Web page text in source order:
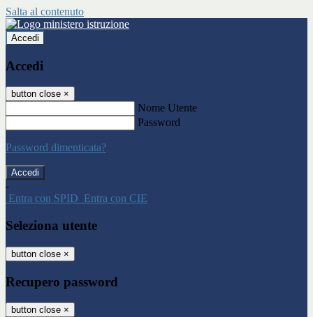
Salta al contenuto
Accedi
Accedi
button close ×
Nome Utente
Password
Password dimenticata?
-
Entra con SPID Entra con CIE
Seleziona utente
button close ×
Recupero password
button close ×